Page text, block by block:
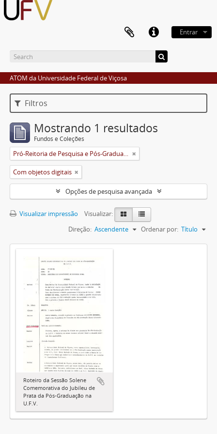
Entrar
ATOM da Universidade Federal de Viçosa
Filtros
Mostrando 1 resultados
Fundos e Coleções
Pró-Reitoria de Pesquisa e Pós-Graduação
Com objetos digitais
Opções de pesquisa avançada
Visualizar impressão
Visualizar:
Ordenar por: Título
Direção: Ascendente
Roteiro da Sessão Solene
Comemorativa do Jubileu de
Prata da Pós-Graduação na
U.F.V.